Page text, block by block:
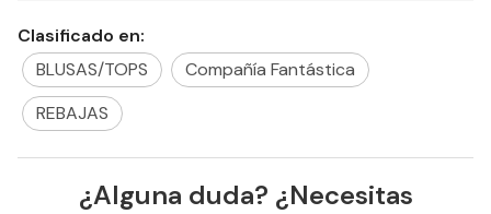
Clasificado en:
BLUSAS/TOPS
Compañía Fantástica
REBAJAS
¿Alguna duda? ¿Necesitas